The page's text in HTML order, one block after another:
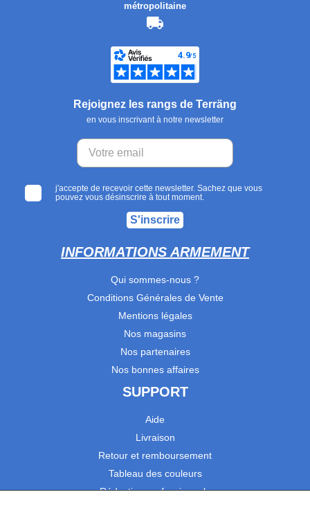
métropolitaine
Rejoignez les rangs de Terräng
en vous inscrivant à notre newsletter
j'accepte de recevoir cette newsletter. Sachez que vous
pouvez vous désinscrire à tout moment.
S'inscrire
INFORMATIONS ARMEMENT
Qui sommes-nous ?
Conditions Générales de Vente
Mentions légales
Nos magasins
Nos partenaires
Nos bonnes affaires
SUPPORT
Aide
Livraison
Retour et remboursement
Tableau des couleurs
Réduction professionnels